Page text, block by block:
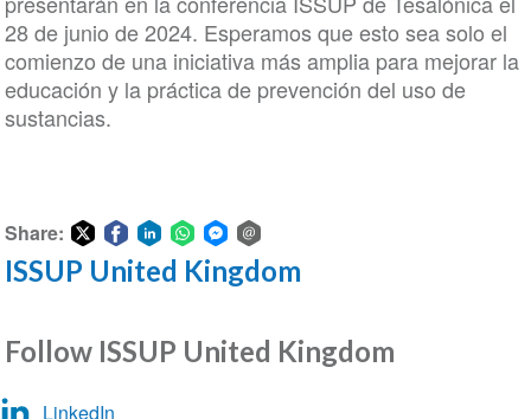
28 de junio de 2024. Esperamos que esto sea solo el
comienzo de una iniciativa más amplia para mejorar la
educación y la práctica de prevención del uso de
sustancias.
Share:
ShareShareShareShareShare
Messenger
Share
ISSUP United Kingdom
Follow ISSUP United Kingdom
LinkedIn